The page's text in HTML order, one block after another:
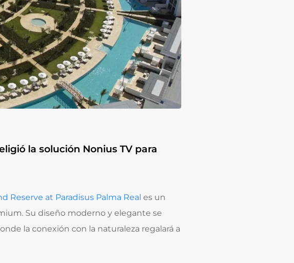
la solución Nonius TV para
Reserve at Paradisus Palma Real es un
Su diseño moderno y elegante se
la conexión con la naturaleza regalará a